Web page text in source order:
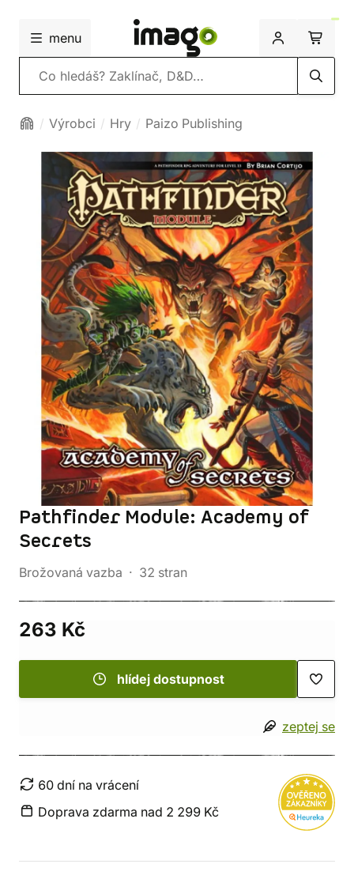
menu
Vyhledávání
Výrobci Hry Paizo Publishing
Pathfinder Module: Academy of
Secrets
Brožovaná vazba 32 stran
263 Kč
hlídej dostupnost
zeptej se
60 dní na vrácení
Doprava zdarma nad 2 299 Kč